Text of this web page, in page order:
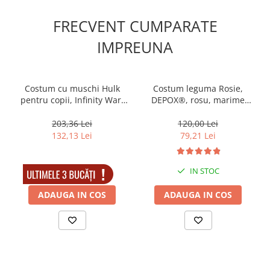
FRECVENT CUMPARATE
IMPREUNA
Costum cu muschi Hulk
pentru copii, Infinity War,
3-5 ani
203,36 Lei
132,13 Lei
IN STOC
ADAUGA IN COS
Costum leguma Rosie,
DEPOX®, rosu, marime
120,00 Lei
79,21 Lei
IN STOC
ADAUGA IN COS